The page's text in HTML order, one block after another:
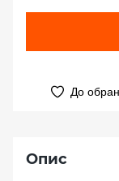
До
Опис